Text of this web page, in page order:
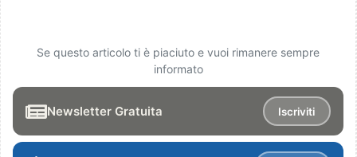
Se questo articolo ti è piaciuto e vuoi rimanere sempre
informato
Newsletter Gratuita Iscriviti